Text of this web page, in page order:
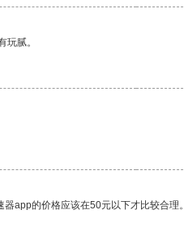
腻。
app的价格应该在50元以下才比较合理。